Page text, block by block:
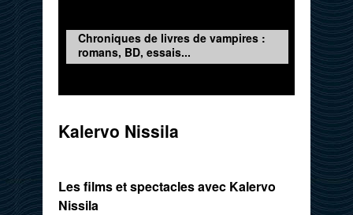
Chroniques de livres de vampires :
romans, BD, essais...
Kalervo Nissila
Les films et spectacles avec Kalervo
Nissila